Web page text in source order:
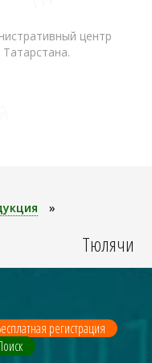
центр
»
Тюлячи
регистрация